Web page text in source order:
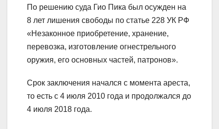
По решению суда Гио Пика был осужден на
8 лет лишения свободы по статье 228 УК РФ
«Незаконное приобретение, хранение,
перевозка, изготовление огнестрельного
оружия, его основных частей, патронов».
Срок заключения начался с момента ареста,
то есть с 4 июля 2010 года и продолжался до
4 июля 2018 года.